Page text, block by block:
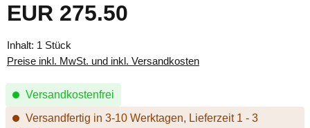
Regulärer Preis:
EUR 275.50
Inhalt: 1 Stück
Preise inkl. MwSt. und inkl. Versandkosten
Versandkostenfrei
Versandfertig in 3-10 Werktagen, Lieferzeit 1 - 3